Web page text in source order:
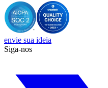
envie sua ideia
Siga-nos